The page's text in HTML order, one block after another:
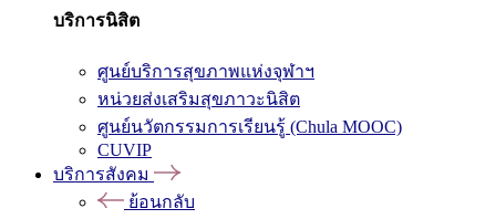
บริการนิสิต
ศูนย์บริการสุขภาพแห่งจุฬาฯ
หน่วยส่งเสริมสุขภาวะนิสิต
ศูนย์นวัตกรรมการเรียนรู้ (Chula MOOC)
CUVIP
บริการสังคม
ย้อนกลับ